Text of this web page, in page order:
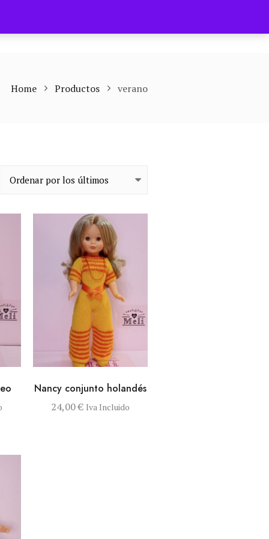
Home Productos verano
CARRITO
Nancy conjunto holandés
24,00€ Iva Incluido